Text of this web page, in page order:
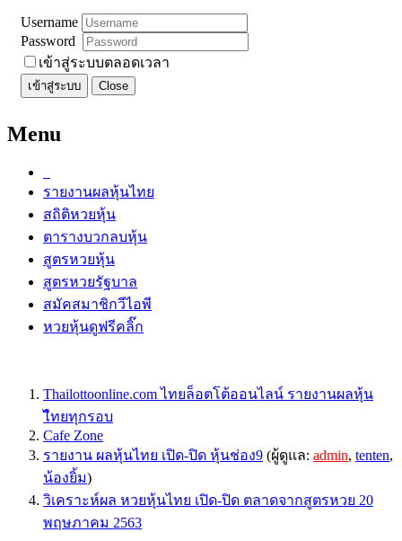
Username
Password
เข้าสู่ระบบตลอดเวลา
เข้าสู่ระบบ Close
Menu
รายงานผลหุ้นไทย
สถิติหวยหุ้น
ตารางบวกลบหุ้น
สูตรหวยหุ้น
สูตรหวยรัฐบาล
สมัคสมาชิกวีไอพี
หวยหุ้นดูฟรีคลิ๊ก
Thailottoonline.com ไทยล็อตโต้ออนไลน์ รายงานผลหุ้น
ไืทยทุกรอบ
Cafe Zone
รายงาน ผลหุ้นไทย เปิด-ปิด หุ้นช่อง9 (ผู้ดูแล: admin, tenten,
น้องยิ้ม)
วิเคราะห์ผล หวยหุ้นไทย เปิด-ปิด ตลาดจากสูตรหวย 20
พฤษภาคม 2563